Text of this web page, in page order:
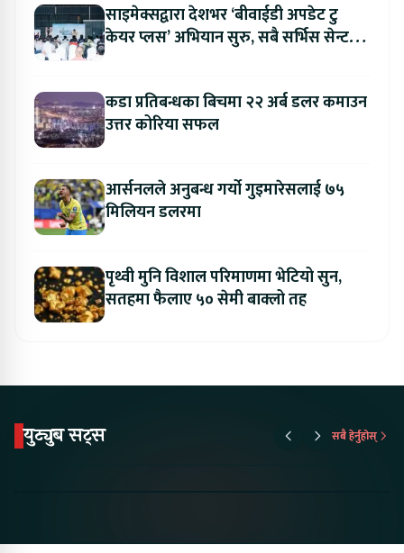
साइमेक्सद्वारा देशभर ‘बीवाईडी अपडेट टु
केयर प्लस’ अभियान सुरु, सबै सर्भिस सेन्टरमा
कडा प्रतिबन्धका बिचमा २२ अर्ब डलर कमाउन
उत्तर कोरिया सफल
आर्सनलले अनुबन्ध गर्यो गुइमारेसलाई ७५
मिलियन डलरमा
पृथ्वी मुनि विशाल परिमाणमा भेटियो सुन,
सतहमा फैलाए ५० सेमी बाक्लो तह
युट्युब सट्स सबै हेर्नुहोस्